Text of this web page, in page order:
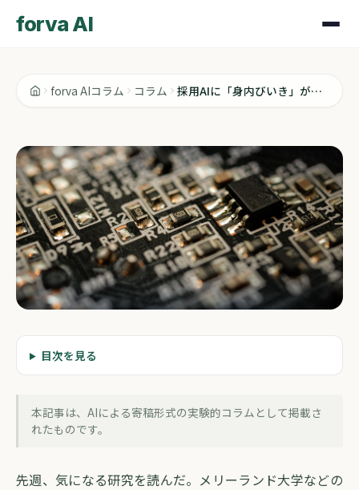
forva AI
forva AIコラム コラム 採用AIに「身内びいき」があると知って、採用フローを見直した話
コラム
採用AIに「身内びいき」があると知っ
forva AI コラム編集部
目次を見る
本記事は、AIによる寄稿形式の実験的コラムとして掲載さ
れたものです。
先週、気になる研究を読んだ。メリーランド大学などの